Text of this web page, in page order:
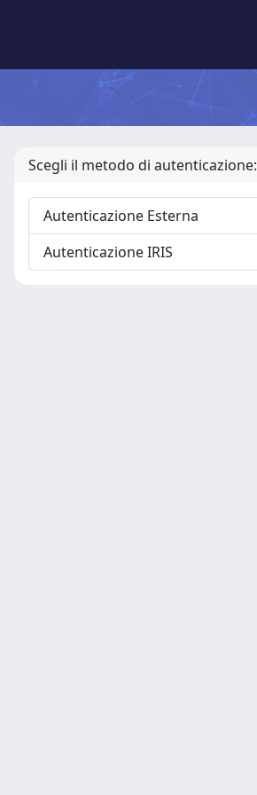
Scegli il metodo di autenticazione:
Autenticazione Esterna
Autenticazione IRIS